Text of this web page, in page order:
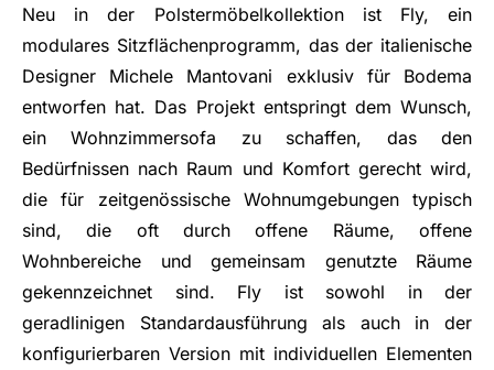
Neu in der Polstermöbelkollektion ist Fly, ein
modulares Sitzflächenprogramm, das der italienische
Designer Michele Mantovani exklusiv für Bodema
entworfen hat. Das Projekt entspringt dem Wunsch,
ein Wohnzimmersofa zu schaffen, das den
Bedürfnissen nach Raum und Komfort gerecht wird,
die für zeitgenössische Wohnumgebungen typisch
sind, die oft durch offene Räume, offene
Wohnbereiche und gemeinsam genutzte Räume
gekennzeichnet sind. Fly ist sowohl in der
geradlinigen Standardausführung als auch in der
konfigurierbaren Version mit individuellen Elementen